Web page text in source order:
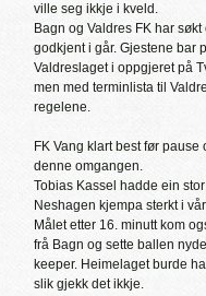
ville seg ikkje i kveld.
Bagn og Valdres FK har
godkjent i går. Gjestene bar
Valdreslaget i oppgjeret på
men med terminlista til
regelene.
FK Vang klart best før
denne omgangen.
Tobias Kassel hadde ein
Neshagen kjempa sterkt i
Målet etter 16. minutt kom
frå Bagn og sette ballen
keeper. Heimelaget burde
slik gjekk det ikkje.